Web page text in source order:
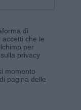
di
accetti che le
per
privacy
momento
pagina delle